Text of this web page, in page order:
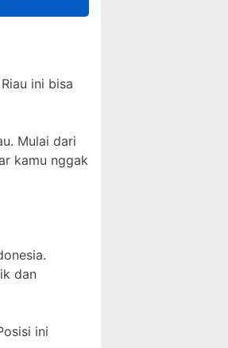
ini bisa
Mulai dari
kamu nggak
dan
ini